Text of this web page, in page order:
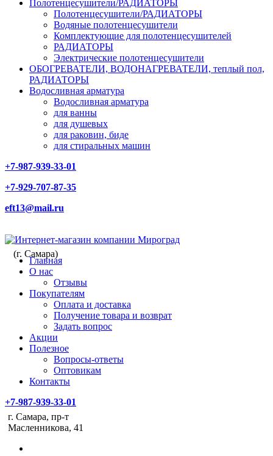
Полотенцесушители/РАДИАТОРЫ
Полотенцесушители/РАДИАТОРЫ
Водяные полотенцесушители
Комплектующие для полотенцесушителей
РАДИАТОРЫ
Электрические полотенцесушители
ОБОГРЕВАТЕЛИ, ВОДОНАГРЕВАТЕЛИ, теплый пол,
РАДИАТОРЫ
Водосливная арматура
Водосливная арматура
для ванны
для душевых
для раковин, биде
для стиральных машин
+7-987-939-33-01
+7-929-707-87-35
eft13@mail.ru
(г. Самара)
Главная
О нас
Отзывы
Покупателям
Оплата и доставка
Получение товара и возврат
Задать вопрос
Акции
Полезное
Вопросы-ответы
Оптовикам
Контакты
+7-987-939-33-01
г. Самара, пр-т
Масленникова, 41